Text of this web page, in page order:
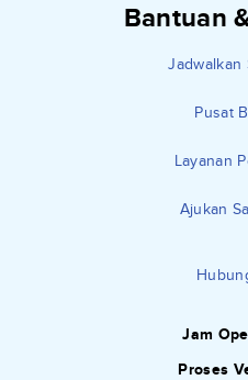
Bantuan
Jadwalkan
Pusat
Layanan
Ajukan
Jam
Proses